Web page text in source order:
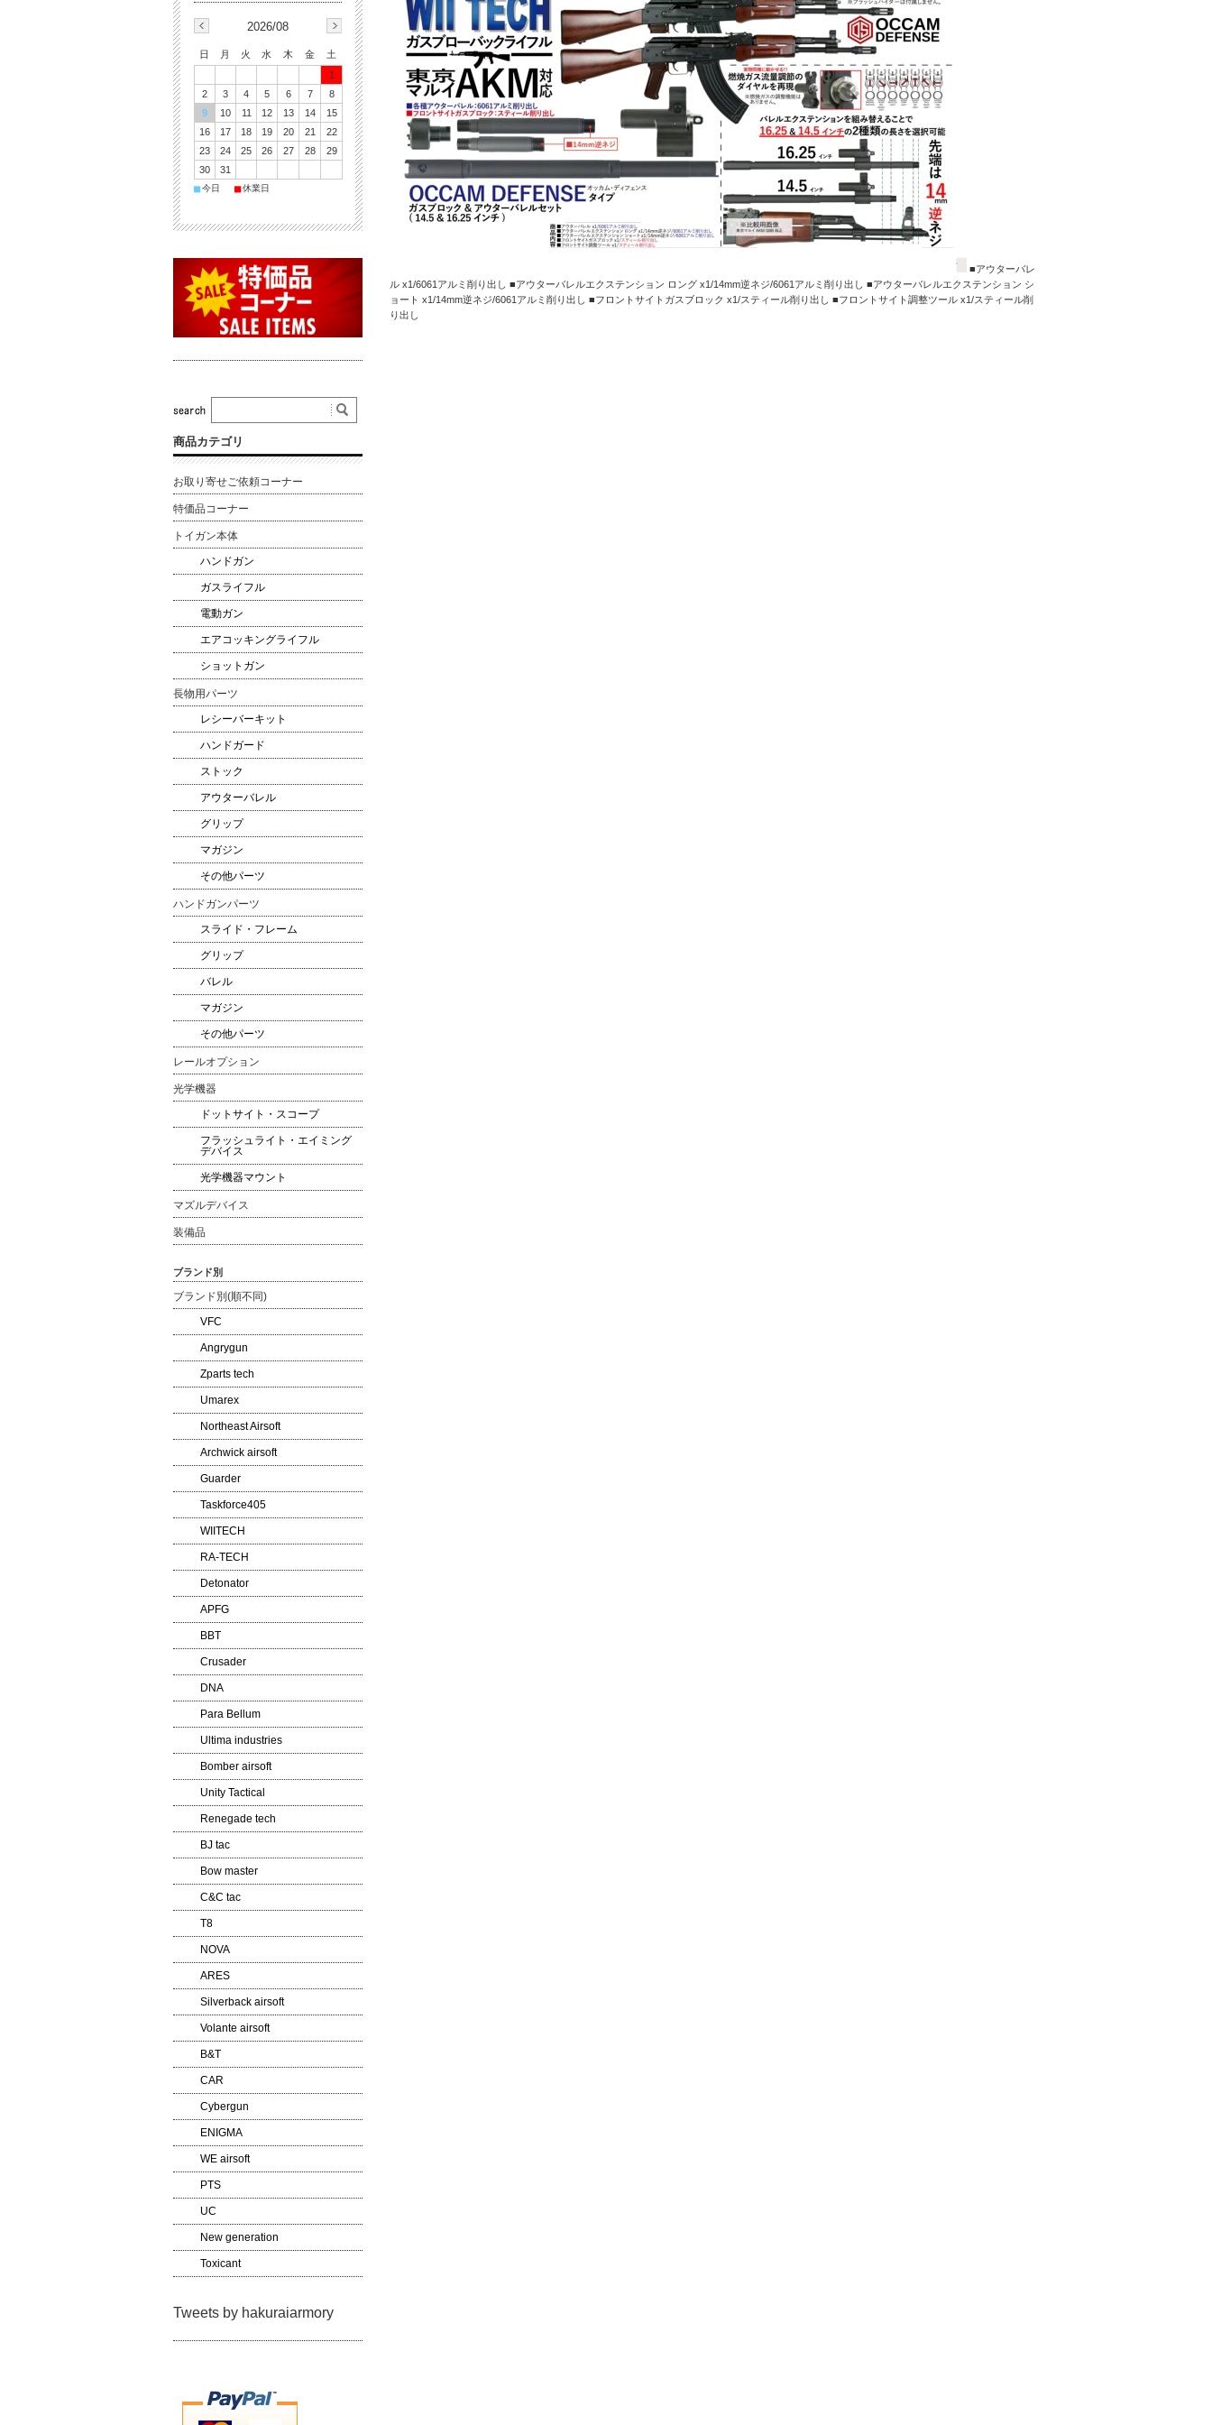
■アウターバレ
ル x1/6061アルミ削り出し ■アウターバレルエクステンション ロング x1/14mm逆ネジ/6061アルミ削り出し ■アウターバレルエクステンション シ
ョート x1/14mm逆ネジ/6061アルミ削り出し ■フロントサイトガスブロック x1/スティール削り出し ■フロントサイト調整ツール x1/スティール削
り出し
2026/08
日 月 火 水 木 金
土
1
2
3 4 5 6 7
8
9
10 11 12 13 14
15
16
17 18 19 20 21
22
23
24 25 26 27 28
29
30
31
■今日 ■休業日
商品カテゴリ
お取り寄せご依頼コーナー
特価品コーナー
トイガン本体
ハンドガン
ガスライフル
電動ガン
エアコッキングライフル
ショットガン
長物用パーツ
レシーバーキット
ハンドガード
ストック
アウターバレル
グリップ
マガジン
その他パーツ
ハンドガンパーツ
スライド・フレーム
グリップ
バレル
マガジン
その他パーツ
レールオプション
光学機器
ドットサイト・スコープ
フラッシュライト・エイミング
デバイス
光学機器マウント
マズルデバイス
装備品
ブランド別
ブランド別(順不同)
VFC
Angrygun
Zparts tech
Umarex
Northeast Airsoft
Archwick airsoft
Guarder
Taskforce405
WIITECH
RA-TECH
Detonator
APFG
BBT
Crusader
DNA
Para Bellum
Ultima industries
Bomber airsoft
Unity Tactical
Renegade tech
BJ tac
Bow master
C&C tac
T8
NOVA
ARES
Silverback airsoft
Volante airsoft
B&T
CAR
Cybergun
ENIGMA
WE airsoft
PTS
UC
New generation
Toxicant
Tweets by hakuraiarmory